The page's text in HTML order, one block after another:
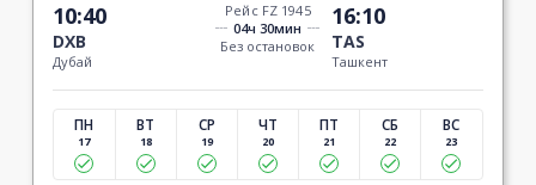
10:40
DXB
Дубай
Рейс FZ 1945
04ч 30мин
Без остановок
16:10
TAS
Ташкент
ПН
17
ВТ
18
СР
19
ЧТ
20
ПТ
21
СБ
22
ВС
23